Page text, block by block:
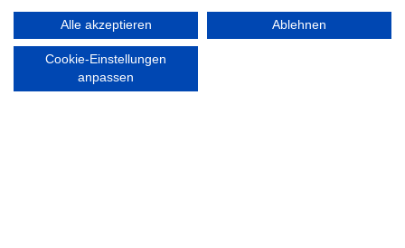
Nordsport.store
RECHTLICHES
Alle akzeptieren Ablehnen
Cookie-Einstellungen
anpassen